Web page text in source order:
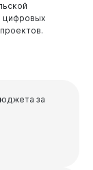
цифровых
за